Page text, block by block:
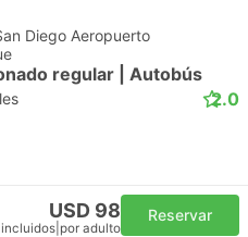
Diego Aeropuerto
regular | Autobús
2.0
USD 98
por adulto
Reservar